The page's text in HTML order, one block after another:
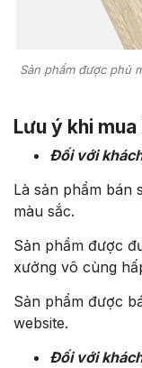
Sản phẩm được phủ
Lưu ý khi mua
Đối với
Là sản phẩm bán
màu sắc.
Sản phẩm được
xưởng vô cùng
Sản phẩm được
website.
Đối với